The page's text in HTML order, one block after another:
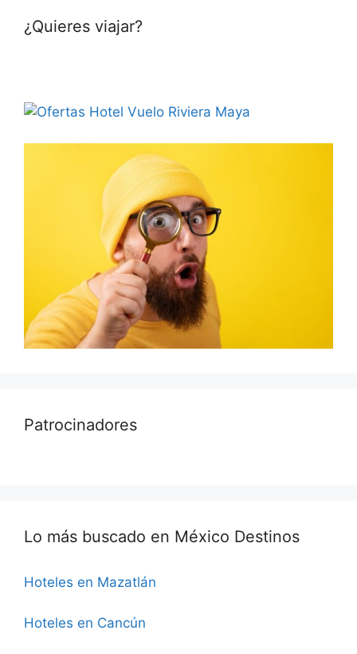
¿Quieres viajar?
Patrocinadores
Lo más buscado en México Destinos
Hoteles en Mazatlán
Hoteles en Cancún